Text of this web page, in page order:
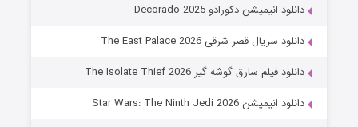
خاندان اژدها فصل ۳
قسمت۶ (زیرنویس) منتشر شد
دانلود انیمیشن دکورادو Decorado 2025
دانلود سریال قصر شرقی The East Palace 2026
دانلود فیلم سارق گوشه گیر The Isolate Thief 2026
دانلود انیمیشن Star Wars: The Ninth Jedi 2026